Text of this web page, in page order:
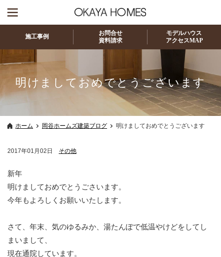
施工事例
お問合せ
資料請求
モデルハウス
アクセスMAP
明けましておめでとうございます
ホーム 岡谷ホームズ建築ブログ 明けましておめでとうございます
2017年01月02日 その他
新年
明けましておめでとうごさいます。
今年もよろしくお願いいたします。
さて、年末、気のゆるみか、湯たんぽで低温やけどをしてし
まいまして、
現在通院しています。